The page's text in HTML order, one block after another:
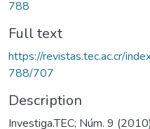
788
Full text
https://revistas.tec.ac.cr/
788/707
Description
Investiga.TEC; Núm. 9